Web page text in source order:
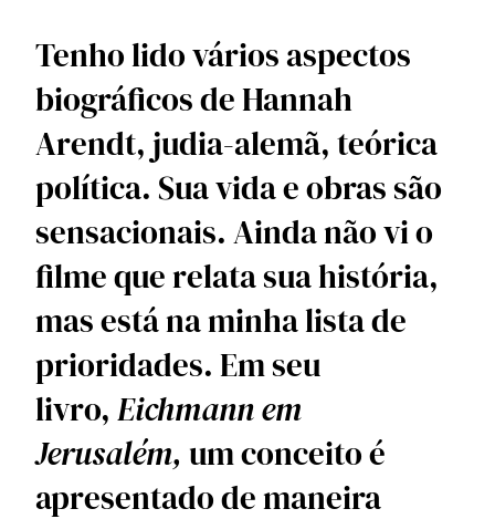
Tenho lido vários aspectos
biográficos de Hannah
Arendt, judia-alemã, teórica
política. Sua vida e obras são
sensacionais. Ainda não vi o
filme que relata sua história,
mas está na minha lista de
prioridades. Em seu
livro, Eichmann em
Jerusalém, um conceito é
apresentado de maneira